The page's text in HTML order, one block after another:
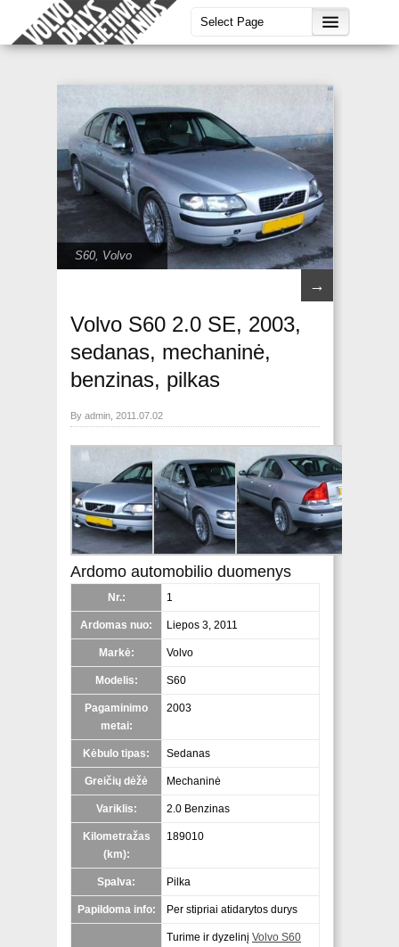
S60 Volvo
→
Volvo S60 2.0 SE, 2003,
sedanas, mechaninė,
benzinas, pilkas
By admin, 2011.07.02
Ardomo automobilio duomenys
Nr.: 1
Ardomas nuo: Liepos 3, 2011
Markė: Volvo
Modelis: S60
Pagaminimo
metai:
2003
Kėbulo tipas: Sedanas
Greičių dėžė Mechaninė
Variklis: 2.0 Benzinas
Kilometražas
(km):
189010
Spalva: Pilka
Papildoma info: Per stipriai atidarytos durys
Turime ir dyzelinį Volvo S60